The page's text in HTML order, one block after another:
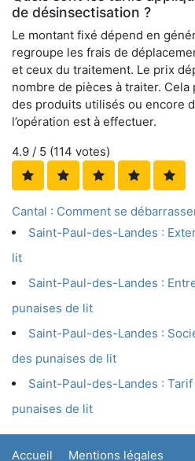
de désinsectisation ?
Le montant fixé dépend en
regroupe les frais de
et ceux du traitement. Le prix
nombre de pièces à traiter.
des produits utilisés ou encore
l’opération est à effectuer.
4.9 / 5 (114 votes)
Cantal : Comment se
Saint-Paul-des-Landes :
lit
Saint-Paul-des-Landes :
punaises de lit
Saint-Paul-des-Landes :
des punaises de lit
Saint-Paul-des-Landes :
punaises de lit
Accueil Mentions légales